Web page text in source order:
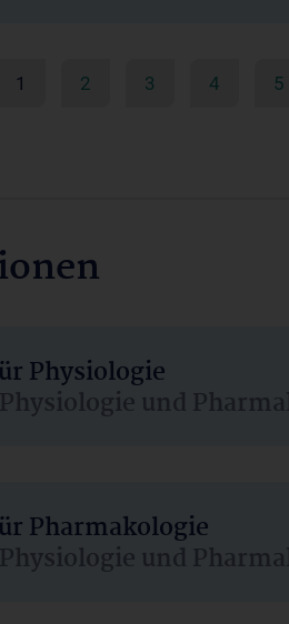
1 2 3 4 5
Physiologie
und
Pharmakologie
und